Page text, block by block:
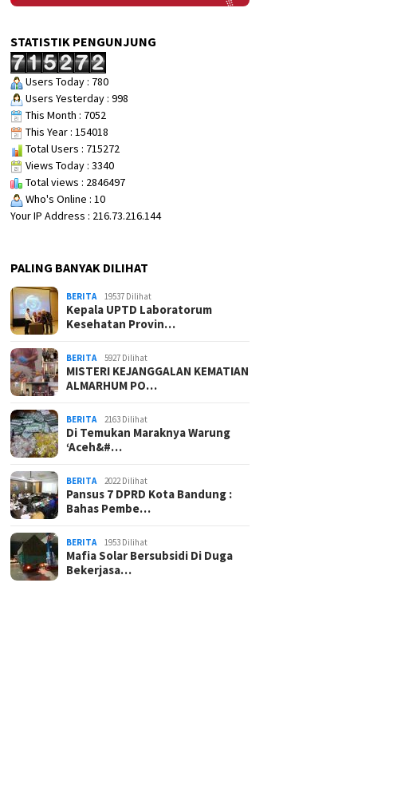
STATISTIK PENGUNJUNG
Users Today : 780
Users Yesterday : 998
This Month : 7052
This Year : 154018
Total Users : 715272
Views Today : 3340
Total views : 2846497
Who's Online : 10
Your IP Address : 216.73.216.144
PALING BANYAK DILIHAT
BERITA 19537 Dilihat
Kepala UPTD Laboratorum
Kesehatan Provin…
BERITA 5927 Dilihat
MISTERI KEJANGGALAN KEMATIAN
ALMARHUM PO…
BERITA 2163 Dilihat
Di Temukan Maraknya Warung
‘Aceh&#…
BERITA 2022 Dilihat
Pansus 7 DPRD Kota Bandung :
Bahas Pembe…
BERITA 1953 Dilihat
Mafia Solar Bersubsidi Di Duga
Bekerjasa…